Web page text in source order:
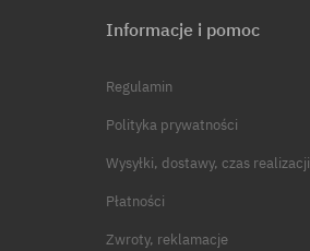
Informacje i pomoc
Regulamin
Polityka prywatności
Wysyłki, dostawy, czas realizacji
Płatności
Zwroty, reklamacje